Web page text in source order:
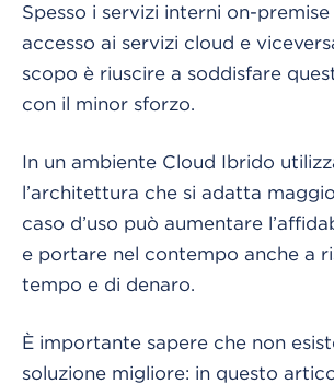
Spesso i servizi interni on-
accesso ai servizi cloud e
scopo è riuscire a soddisfare
con il minor sforzo.
In un ambiente Cloud Ibrido
l’architettura che si adatta
caso d’uso può aumentare
e portare nel contempo anche a
tempo e di denaro.
È importante sapere che non
soluzione migliore: in questo